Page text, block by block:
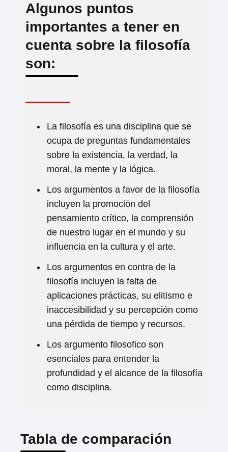
Algunos puntos
importantes a tener en
cuenta sobre la filosofía
son:
La filosofía es una disciplina que se
ocupa de preguntas fundamentales
sobre la existencia, la verdad, la
moral, la mente y la lógica.
Los argumentos a favor de la filosofía
incluyen la promoción del
pensamiento crítico, la comprensión
de nuestro lugar en el mundo y su
influencia en la cultura y el arte.
Los argumentos en contra de la
filosofía incluyen la falta de
aplicaciones prácticas, su elitismo e
inaccesibilidad y su percepción como
una pérdida de tiempo y recursos.
Los argumento filosofico son
esenciales para entender la
profundidad y el alcance de la filosofía
como disciplina.
Tabla de comparación